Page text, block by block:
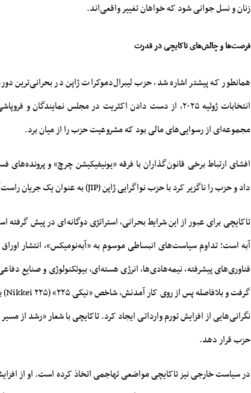
زنان و نسل جوانی شود که خواهان تغییر واقعی‌اند.
فرصت‌ها و چالش‌های تاکایچی در قدرت
همانطور که پیشتر اشاره شد، حزب لیبرال‌دموکرات ژاپن در
انتخابات ژوئیه ۲۰۲۵، از دست دادن اکثریت در مجلس
مجموعه‌ای از رسوایی‌های مالی بود که مشروعیت حزب را از میان برد.
داد و حزب را ناگزیر کرد با حزب نواگرایی ژاپن (JIP) به عنوان یک جریان راست‌گرای پوپولیست وارد ائتلافی شکننده شود.
تاکایچی برای عبور از این شرایط بحرانی، استراتژی دوگانه‌ای در پیش
آبه است؛ تداوم سیاست‌های انبساطی موسوم به «آبه‌نومیکس»، انتشار
فناوری‌های پیشرفته، نیمه‌هادی‌ها، انرژی هسته‌ای، بیوتکنولوژی و صنایع
نگرانی‌هایی از افزایش تورم وارداتی ایجاد کرد. تاکایچی با شعار «رشد از
حزب قرار دهد.